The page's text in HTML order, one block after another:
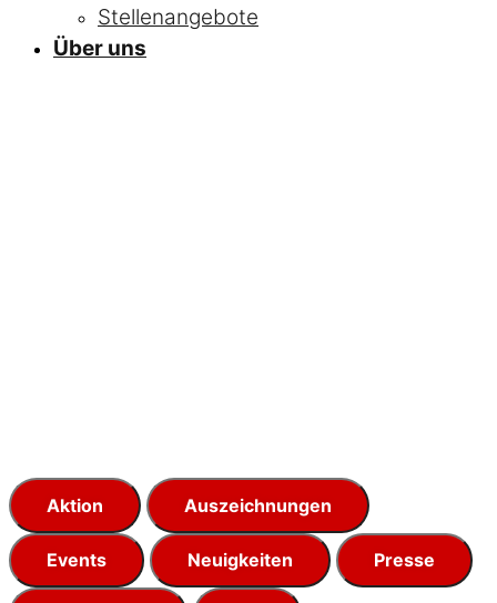
Stellenangebote
Über uns
Aktion Auszeichnungen
Events Neuigkeiten Presse